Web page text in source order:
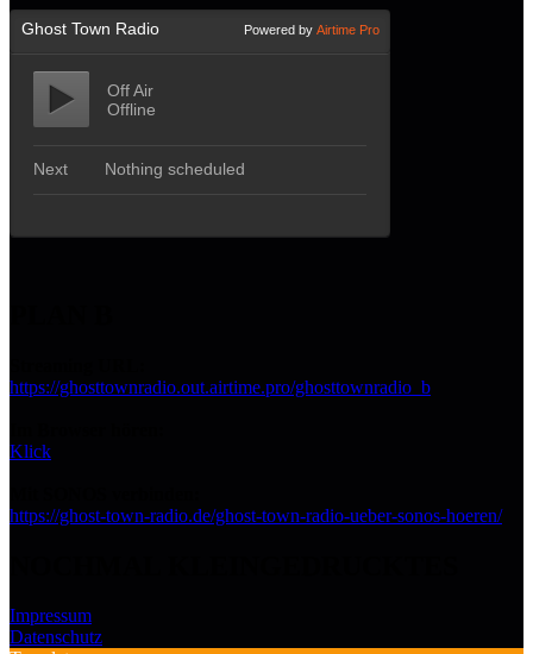
https://ghosttownradio.out.airtime.pro/ghosttownradio_b
Klick
https://ghost-town-radio.de/ghost-town-radio-ueber-sonos-hoeren/
Impressum
Datenschutz